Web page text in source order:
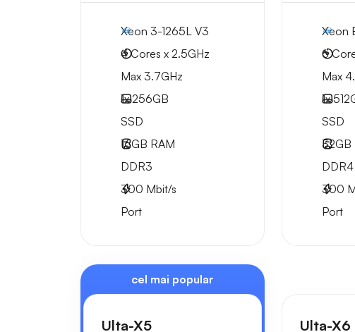
Xeon 3-1265L V3
4 Cores x 2.5GHz
Max 3.7GHz
1x256GB
SSD
16GB RAM
DDR3
300 Mbit/s
Port
Xeon
6
Max
1x
SSD
32GB
DDR4
300
Port
cel mai popular
Ulta-X5 Ulta-X6